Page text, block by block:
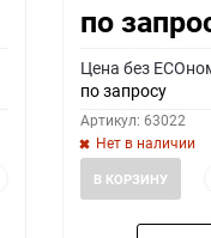
по
Цена без
по запросу
Артикул: 63022
Нет в наличии
В КОРЗИНУ